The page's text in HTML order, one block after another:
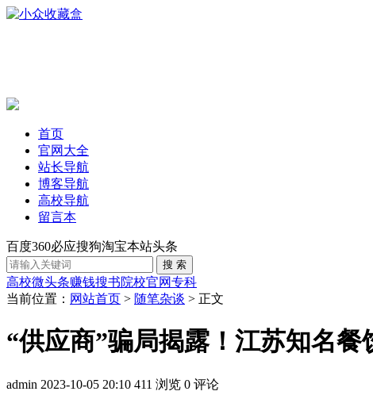
首页
官网大全
站长导航
博客导航
高校导航
留言本
百度360必应搜狗淘宝本站头条
高校微头条赚钱搜书院校官网专科
当前位置： 网站首页 > 随笔杂谈 > 正文
“供应商”骗局揭露！江苏知名餐
admin 2023-10-05 20:10 411 浏览 0 评论